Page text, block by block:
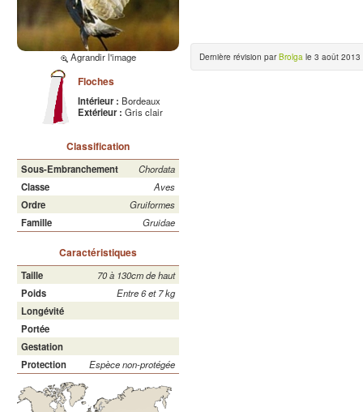
Agrandir l'image
Floches
Intérieur : Bordeaux
Extérieur : Gris clair
Classification
Sous-Embranchement
Chordata
Classe
Aves
Ordre
Gruiformes
Famille
Gruidae
Caractéristiques
Taille
70 à 130cm de haut
Poids
Entre 6 et 7 kg
Longévité
Portée
Gestation
Protection
Espèce non-protégée
Dernière révision parBrolga le 3 août 2013